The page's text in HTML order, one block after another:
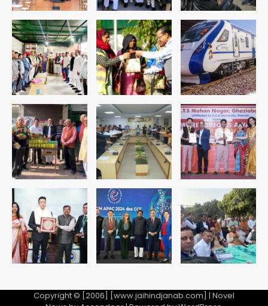
Copyright © [2006] [www.jaihindjanab.com] | Novel